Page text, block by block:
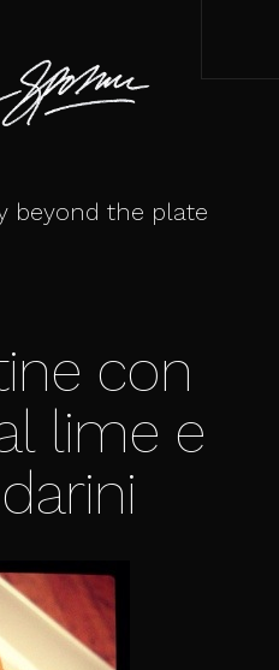
beyond the plate
con
lime e